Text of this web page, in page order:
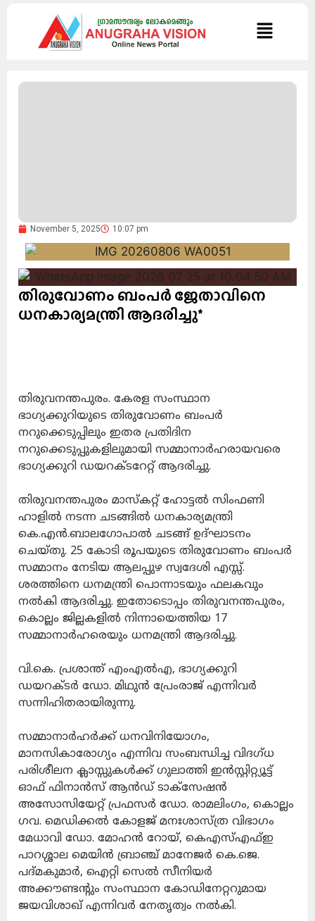
November 5, 2025 10:07 pm
തിരുവോണം ബംപര്‍ ജേതാവിനെ
ധനകാര്യമന്ത്രി ആദരിച്ചു*
തിരുവനന്തപുരം. കേരള സംസ്ഥാന
ഭാഗ്യക്കുറിയുടെ തിരുവോണം ബംപര്‍
നറുക്കെടുപ്പിലും ഇതര പ്രതിദിന
നറുക്കെടുപ്പുകളിലുമായി സമ്മാനാര്‍ഹരായവരെ
ഭാഗ്യക്കുറി ഡയറക്ടറേറ്റ്‌ ആദരിച്ചു.
തിരുവനന്തപുരം മാസ്‌കറ്റ്‌ ഹോട്ടല്‍ സിംഫണി
ഹാളില്‍ നടന്ന ചടങ്ങില്‍ ധനകാര്യമന്ത്രി
കെ.എന്‍.ബാലഗോപാല്‍ ചടങ്ങ്‌ ഉദ്‌ഘാടനം
ചെയ്‌തു. 25 കോടി രൂപയുടെ തിരുവോണം ബംപര്‍
സമ്മാനം നേടിയ ആലപ്പുഴ സ്വദേശി എസ്സ്‌.
ശരത്തിനെ ധനമന്ത്രി പൊന്നാടയും ഫലകവും
നൽകി ആദരിച്ചു. ഇതോടൊപ്പം തിരുവനന്തപുരം,
കൊല്ലം ജില്ലകളില്‍ നിന്നായെത്തിയ 17
സമ്മാനാര്‍ഹരെയും ധനമന്ത്രി ആദരിച്ചു.
വി.കെ. പ്രശാന്ത്‌ എംഎല്‍എ, ഭാഗ്യക്കുറി
ഡയറക്ടര്‍ ഡോ. മിഥുന്‍ പ്രേംരാജ്‌ എന്നിവര്‍
സന്നിഹിതരായിരുന്നു.
സമ്മാനാര്‍ഹര്‍ക്ക്‌ ധനവിനിയോഗം,
മാനസികാരോഗ്യം എന്നിവ സംബന്ധിച്ച വിദഗ്‌ധ
പരിശീലന ക്ലാസ്സുകള്‍ക്ക്‌ ഗുലാത്തി ഇന്‍സ്റ്റിറ്റ്യൂട്ട്
ഓഫ്‌ ഫിനാന്‍സ്‌ ആന്‍ഡ്‌ ടാക്‌സേഷന്‍
അസോസിയേറ്റ്‌ പ്രഫസര്‍ ഡോ. രാമലിംഗം, കൊല്ലം
ഗവ. മെഡിക്കല്‍ കോളജ്‌ മനഃശാസ്‌ത്ര വിഭാഗം
മേധാവി ഡോ. മോഹന്‍ റോയ്‌, കെഎസ്‌എഫ്‌ഇ
പാറശ്ശാല മെയിന്‍ ബ്രാഞ്ച്‌ മാനേജര്‍ കെ.ജെ.
പദ്‌മകുമാര്‍, ഐറ്റി സെല്‍ സീനിയര്‍
അക്കൗണ്ടന്റും സംസ്ഥാന കോഡിനേറ്ററുമായ
ജയവിശാഖ്‌ എന്നിവര്‍ നേതൃത്വം നല്‍കി.